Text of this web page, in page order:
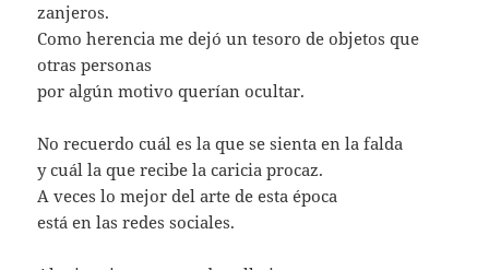
zanjeros.
Como herencia me dejó un tesoro de objetos que
otras personas
por algún motivo querían ocultar.
No recuerdo cuál es la que se sienta en la falda
y cuál la que recibe la caricia procaz.
A veces lo mejor del arte de esta época
está en las redes sociales.